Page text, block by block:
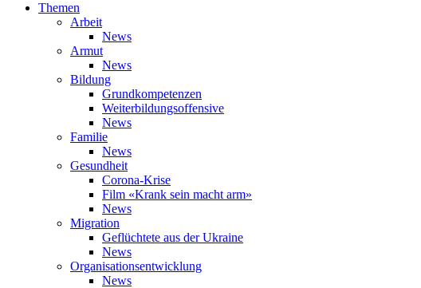
Themen
Arbeit
News
Armut
News
Bildung
Grundkompetenzen
Weiterbildungsoffensive
News
Familie
News
Gesundheit
Corona-Krise
Film «Krank sein macht arm»
News
Migration
Geflüchtete aus der Ukraine
News
Organisationsentwicklung
News